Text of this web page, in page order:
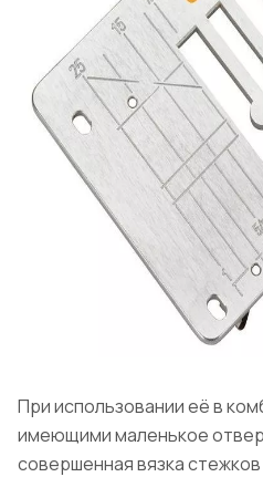
При использовании её в
имеющими маленькое
совершенная вязка